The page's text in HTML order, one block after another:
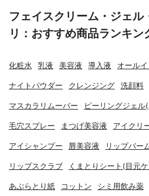
フェイスクリーム・ジェル
リ：おすすめ商品ランキン
化粧水 乳液 美容液 導入液 オール
ナイトパウダー クレンジング 洗顔料
マスカラリムーバー ピーリングジェル
毛穴スプレー まつげ美容液 アイクリ
アイシャンプー 唇美容液 リップバー
リップスクラブ くまとりシート(目元
あぶらとり紙 コットン シミ用飲み薬